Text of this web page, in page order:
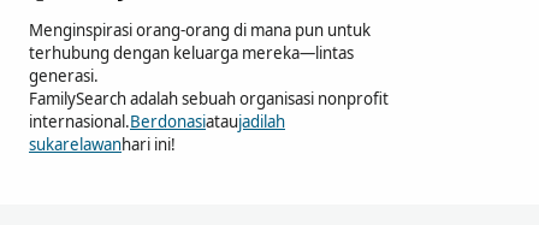
Menginspirasi orang-orang di mana pun untuk
terhubung dengan keluarga mereka—lintas
generasi.
FamilySearch adalah sebuah organisasi nonprofit
internasional.Berdonasiataujadilah
sukarelawanhari ini!